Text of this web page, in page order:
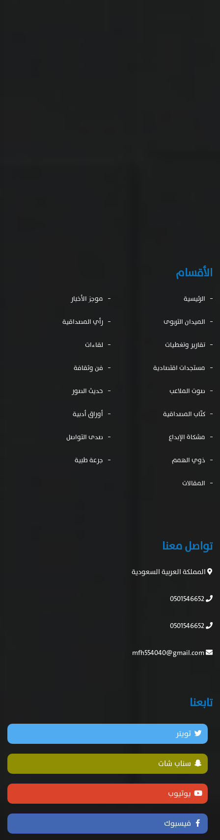
الأقسام
الرئيسية موجز الأخبار
الميدان التربوى رأي المصداقية
تقارير وتغطيات لقاءات
مستجدات اقتصادية فن وثقافة
صوت الملاعب حديث الصور
كتّاب المصداقية أوراق أدبية
مشكاة الإبداع صدى التواصل
ذوي الهمم جرعة طبية
المقالات
تواصل معنا
المملكة العربية السعودية
تابعنا
تويتر
سناب شات
يوتيوب
فيسبوك